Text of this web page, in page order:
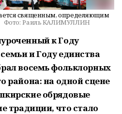
священным, определяющим
Фото: Раиль КАЛИМУЛЛИН
к Году
и Году единства
восемь фольклорных
района: на одной сцене
обрядовые
традиции, что стало